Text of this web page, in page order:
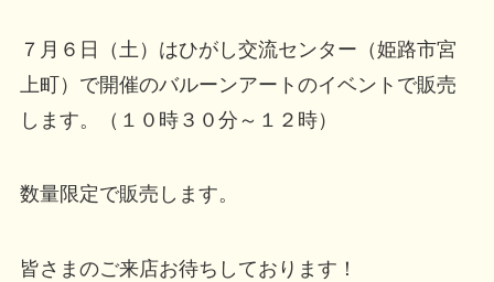
７月６日（土）はひがし交流センター（姫路市宮
上町）で開催のバルーンアートのイベントで販売
します。（１０時３０分～１２時）
数量限定で販売します。
皆さまのご来店お待ちしております！